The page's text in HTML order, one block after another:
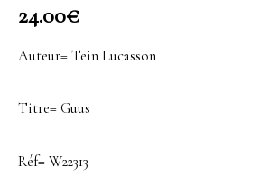
24.00€
Auteur= Tein Lucasson
Titre= Guus
Réf= W22313